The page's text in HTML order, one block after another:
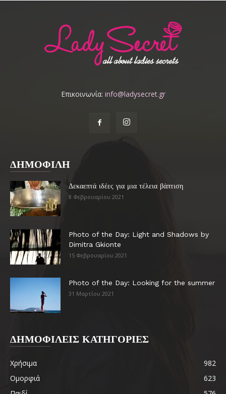
Επικοινωνία: info@ladysecret.gr
ΔΗΜΟΦΙΛΗ
Δεκαεπτά ιδέες για μια τέλεια βάπτιση
8 Φεβρουαρίου 2021
Photo of the Day: Light and Shadows by
Dimitra Gkionte
15 Φεβρουαρίου 2021
Photo of the Day: Looking for the summer
31 Μαρτίου 2021
ΔΗΜΟΦΙΛΕΙΣ ΚΑΤΗΓΟΡΙΕΣ
Χρήσιμα
982
Ομορφιά
623